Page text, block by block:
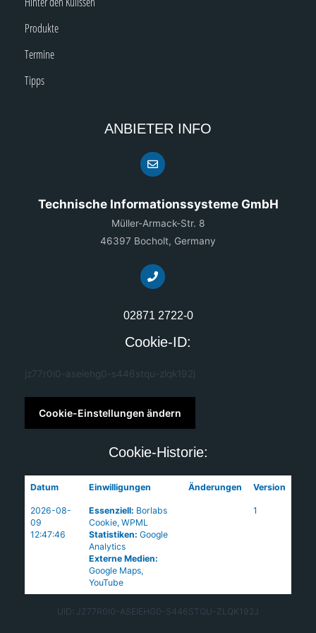
Produkte
Termine
Tipps
ANBIETER INFO
Technische Informationssysteme GmbH
Müller-Armack-Str. 8
46397 Bocholt, Germany
02871 2722-0
Cookie-ID:
jz77r0i0-aseiehg0-s446stqu-zlqk192j
Cookie-Einstellungen ändern
Cookie-Historie:
Datum Einwilligungen Änderungen Version
2026-08-
09
12:47:46
Essenziell: Borlabs
Cookie, WPML
Statistiken: Google
Analytics
Externe Medien:
Google Maps,
YouTube
1
UID: JZ77R0I0-ASEIEHG0-S446STQU-ZLQK192J